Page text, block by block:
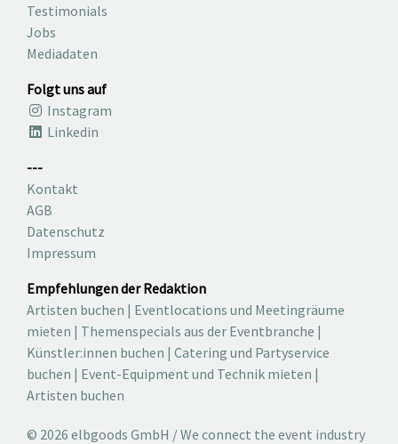
Testimonials
Jobs
Mediadaten
Folgt uns auf
Instagram
Linkedin
---
Kontakt
AGB
Datenschutz
Impressum
Empfehlungen der Redaktion
Artisten buchen | Eventlocations und Meetingräume
mieten | Themenspecials aus der Eventbranche |
Künstler:innen buchen | Catering und Partyservice
buchen | Event-Equipment und Technik mieten |
Artisten buchen
© 2026 elbgoods GmbH / We connect the event industry